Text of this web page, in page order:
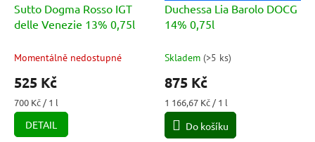
Sutto Dogma Rosso IGT
delle Venezie 13% 0,75l
Momentálně nedostupné
525 Kč
Měrná
cena:
700 Kč / 1 l
DETAIL
Duchessa Lia Barolo DOCG
14% 0,75l
Skladem (>5 ks)
875 Kč
Měrná
cena:
1 166,67 Kč / 1 l
Do košíku